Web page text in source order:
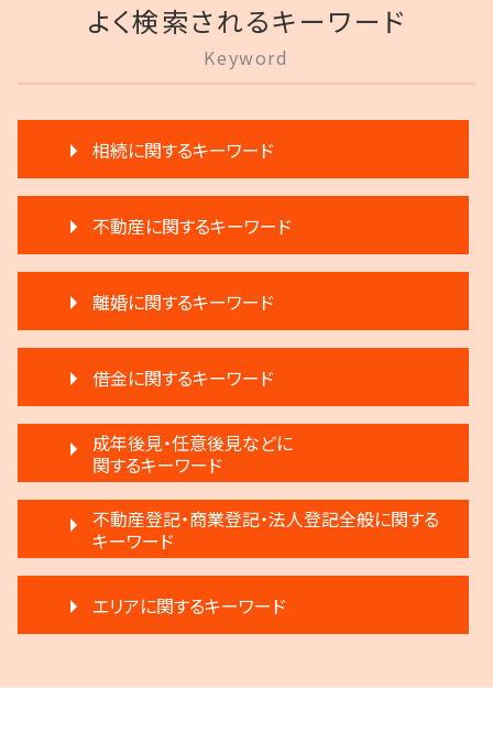
よく検索されるキーワード
Keyword
相続に関するキーワード
限定承認 相続
遺産分割 弁護士 メリット
相続 分割協議書
限定承認とは 弁護士
遺言 執行 期限
遺言 執行 相続人
相続 弁護士
相続人申告登記 デメリット
遺言 執行
遺産分割 第三者
遺産分割 調停
生前贈与 分割
相続 遠方
相続 争い
相続 相談
遺言 執行しない
相続 弁護士費用
不動産に関するキーワード
滞納 弁護士
滞納家賃請求 時効
滞納 家賃
家賃 滞納 法的措置
家賃 滞納 対応
賃料増額 調停申立書
家賃 滞納 延滞料
不動産 生前贈与
不動産売買契約 注意点
不動産 明け渡し請求
不動産 明け渡し 期間
不動産 売買
家賃滞納 強制退去
不動産 弁護士
離婚に関するキーワード
離婚 円満調停
離婚 応じない
離婚調停 不利な発言
離婚 話し合い
離婚 不倫 慰謝料
調停離婚 慰謝料
離婚 弁護士
モラハラ 離婚 証拠
調停離婚 弁護士
借金に関するキーワード
民事再生 弁護士
民事再生法とは 法人
破産 法人
自己破産 条件
任意整理 銀行
破産宣告 自己破産
民事再生と破産 違い
任意整理 複数社
成年後見・任意後見などに
関するキーワード
任意後見制度 代理人
任意後見制度 家族信託 違い
任意後見制度 申し立て
成年後見 デメリット
任意後見制度 できること
不動産登記・商業登記・法人登記全般に関する
キーワード
不動産登記法
法人登記 メリット
商業登記 不動産登記 違い
エリアに関するキーワード
調布市 登記全般